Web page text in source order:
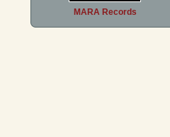
MARA Records